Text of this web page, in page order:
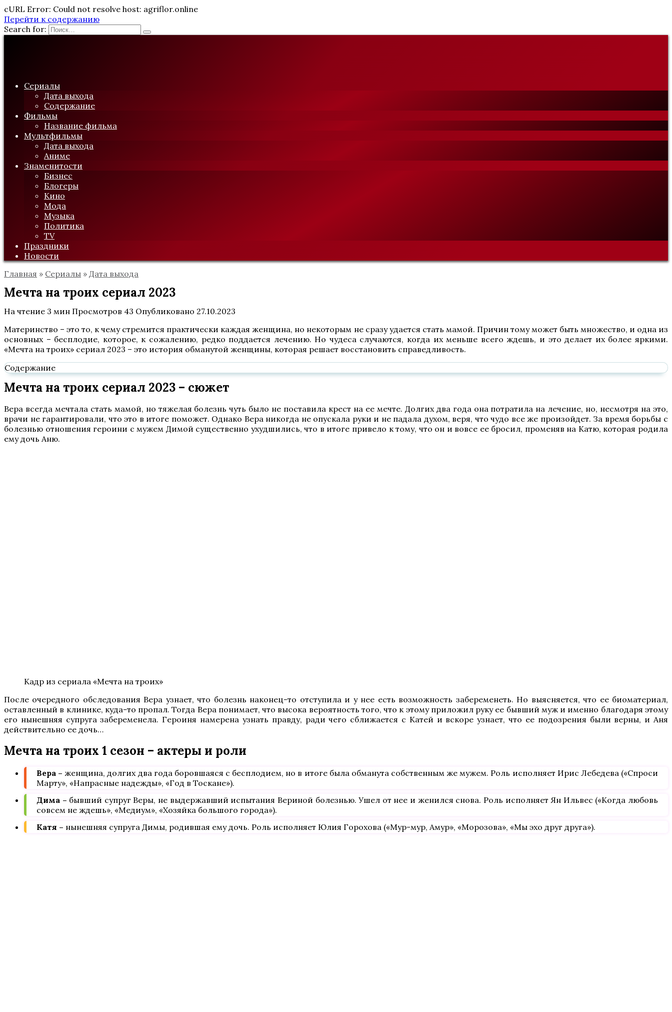
cURL Error: Could not resolve host: agriflor.online
Перейти к содержанию
Search for:
Сериалы
Дата выхода
Содержание
Фильмы
Название фильма
Мультфильмы
Дата выхода
Аниме
Знаменитости
Бизнес
Блогеры
Кино
Мода
Музыка
Политика
TV
Праздники
Новости
Главная » Сериалы » Дата выхода
Мечта на троих сериал 2023
На чтение 3 мин Просмотров 43 Опубликовано 27.10.2023
Материнство – это то, к чему стремится практически каждая женщина, но некоторым не сразу удается стать мамой. Причин тому может быть множество, и одна из
основных – бесплодие, которое, к сожалению, редко поддается лечению. Но чудеса случаются, когда их меньше всего ждешь, и это делает их более яркими.
«Мечта на троих» сериал 2023 – это история обманутой женщины, которая решает восстановить справедливость.
Содержание
Мечта на троих сериал 2023 – сюжет
Вера всегда мечтала стать мамой, но тяжелая болезнь чуть было не поставила крест на ее мечте. Долгих два года она потратила на лечение, но, несмотря на это,
врачи не гарантировали, что это в итоге поможет. Однако Вера никогда не опускала руки и не падала духом, веря, что чудо все же произойдет. За время борьбы с
болезнью отношения героини с мужем Димой существенно ухудшились, что в итоге привело к тому, что он и вовсе ее бросил, променяв на Катю, которая родила
ему дочь Аню.
Кадр из сериала «Мечта на троих»
После очередного обследования Вера узнает, что болезнь наконец-то отступила и у нее есть возможность забеременеть. Но выясняется, что ее биоматериал,
оставленный в клинике, куда-то пропал. Тогда Вера понимает, что высока вероятность того, что к этому приложил руку ее бывший муж и именно благодаря этому
его нынешняя супруга забеременела. Героиня намерена узнать правду, ради чего сближается с Катей и вскоре узнает, что ее подозрения были верны, и Аня
действительно ее дочь…
Мечта на троих 1 сезон – актеры и роли
Вера –женщина, долгих два года боровшаяся с бесплодием, но в итоге была обманута собственным же мужем. Роль исполняет Ирис Лебедева («Спроси
Марту», «Напрасные надежды», «Год в Тоскане»).
Дима – бывший супруг Веры, не выдержавший испытания Вериной болезнью. Ушел от нее и женился снова. Роль исполняет Ян Ильвес («Когда любовь
совсем не ждешь», «Медиум», «Хозяйка большого города»).
Катя – нынешняя супруга Димы, родившая ему дочь. Роль исполняет Юлия Горохова («Мур-мур, Амур», «Морозова», «Мы эхо друг друга»).